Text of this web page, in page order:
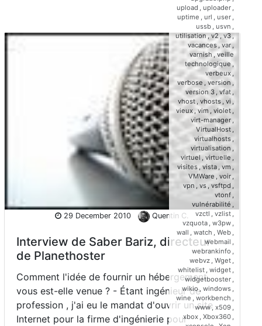
29 December 2010 Quentin C.
Interview de Saber Bariz, directeur
de Planethoster
Comment l'idée de fournir un hébergement
vous est-elle venue ? - Étant ingénieur de
profession , j'ai eu le mandat d'ouvrir un site
Internet pour la firme d'ingénierie pour
upload , uploader ,
uptime , url , user ,
ussb , usvn ,
utilisation,v2,v3,
vacances , var,
varnish , veille
technologique ,
verbeux ,
verbose ,version,
version 3 ,vfat ,
vhost , vhosts , vi ,
vieux , vim , violet,
virt-manager ,
VirtualHost ,
virtualhosts ,
virtualisation ,
virtuel, virtuelle ,
visites , vista , vm ,
VMWare , voir ,
vpn , vs , vsftpd ,
vtonf ,
vulnérabilité ,
vzctl , vzlist ,
vzquota , w3pw ,
wall , watch , Web ,
webmail ,
webrankinfo ,
webvz , Wget ,
whitelist , widget ,
widgetbooster ,
wikio, windows ,
wine , workbench ,
www, x509 ,
xbox , Xbox360 ,